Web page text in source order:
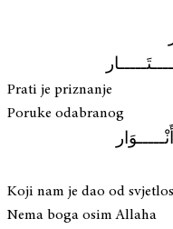
Prati je priznanje
Poruke odabranog
Koji nam je dao od
Nema boga osim Allaha